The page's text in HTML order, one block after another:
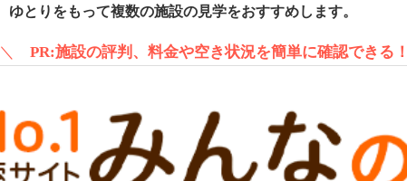
とりをもって複数の施設の見学をおすすめします。
＼ PR:施設の評判、料金や空き状況を簡単に確認できる